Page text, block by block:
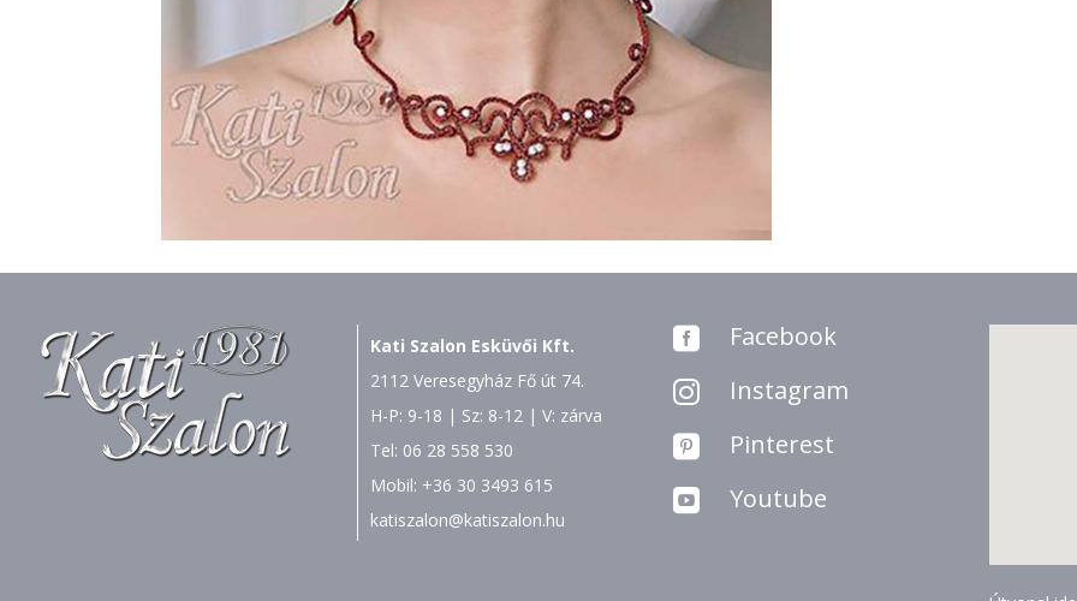
Kati Szalon Esküvői Kft.
2112 Veresegyház Fő út 74.
H-P: 9-18 | Sz: 8-12 | V: zárva
Tel: 06 28 558 530
Mobil: +36 30 3493 615
katiszalon@katiszalon.hu
 Facebook
 Instagram
 Pinterest
 Youtube